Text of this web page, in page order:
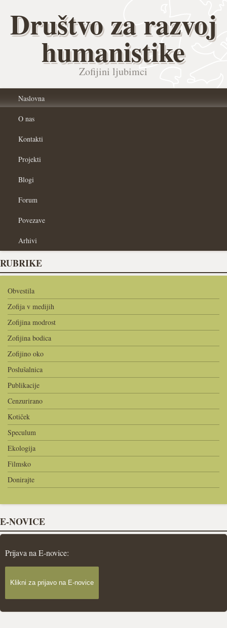
Društvo za razvoj
humanistike
Zofijini ljubimci
Naslovna
O nas
Kontakti
Projekti
Blogi
Forum
Povezave
Arhivi
RUBRIKE
Obvestila
Zofija v medijih
Zofijina modrost
Zofijina bodica
Zofijino oko
Poslušalnica
Publikacije
Cenzurirano
Kotiček
Speculum
Ekologija
Filmsko
Donirajte
E-NOVICE
Prijava na E-novice:
Klikni za prijavo na E-novice